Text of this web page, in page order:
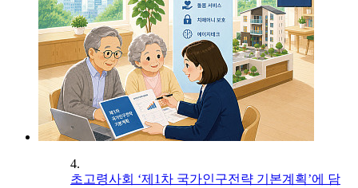
4.
초고령사회 ‘제1차 국가인구전략 기본계획’에 담